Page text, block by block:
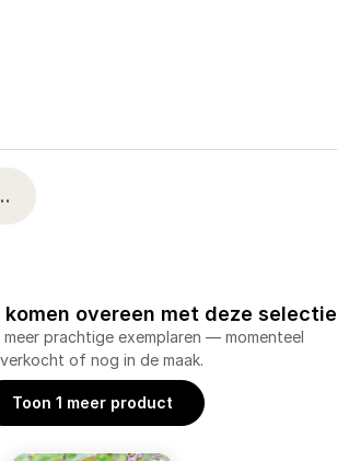
overeen met deze
prachtige exemplaren — momenteel
of nog in de maak.
Toon 1 meer product